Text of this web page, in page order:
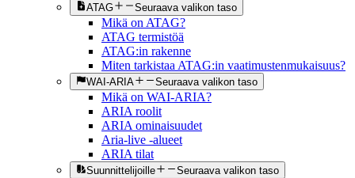
ATAG Seuraava valikon taso
Mikä on ATAG?
ATAG termistöä
ATAG:in rakenne
Miten tarkistaa ATAG:in vaatimustenmukaisuus?
WAI-ARIA Seuraava valikon taso
Mikä on WAI-ARIA?
ARIA roolit
ARIA ominaisuudet
Aria-live -alueet
ARIA tilat
Suunnittelijoille Seuraava valikon taso